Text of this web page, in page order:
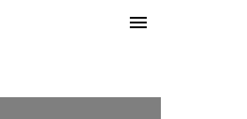
menu